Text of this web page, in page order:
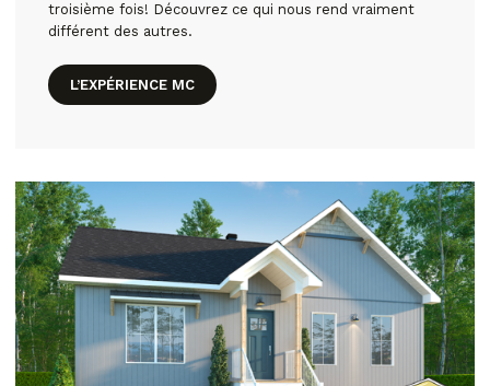
troisième fois! Découvrez ce qui nous rend vraiment
différent des autres.
L’EXPÉRIENCE MC